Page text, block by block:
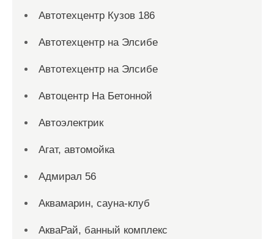
Автотехцентр Кузов 186
Автотехцентр на Элсибе
Автотехцентр на Элсибе
Автоцентр На Бетонной
Автоэлектрик
Агат, автомойка
Адмирал 56
Аквамарин, сауна-клуб
АкваРай, банный комплекс